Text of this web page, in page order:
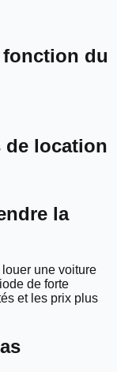
du
de location
la
une voiture
de forte
et les prix plus